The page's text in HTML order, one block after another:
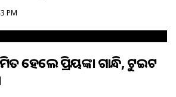
PM
ହେଲେ ପ୍ରିୟଙ୍କା ଗାନ୍ଧି, ଟୁଇଟ